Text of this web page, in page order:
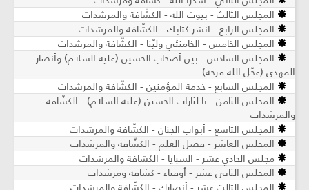
المجلس الثالث - بيوت الله - الكشّافة والمرشدات
المجلس الرابع - انشر كتابك - الكشّافة والمرشدات
المجلس الخامس - الخامنئي وليّنا - الكشّافة والمرشدات
المجلس السادس - بين أصحاب الحسين (عليه السلام) وأنصار
المهدي (عجّل الله فرجه)
المجلس السابع - خدمة المؤمنين - الكشّافة والمرشدات
المجلس الثامن - يا لثارات الحسين (عليه السلام) - الكشّافة
والمرشدات
المجلس التاسع - أبواب الجنان - الكشّافة والمرشدات
المجلس العاشر - فضل العلم - الكشّافة والمرشدات
مجلس الحادي عشر - السبايا - الكشافة والمرشدات
المجلس الثاني عشر - أوفياء - كشافة ومرشدات